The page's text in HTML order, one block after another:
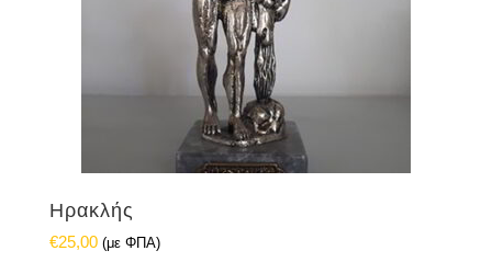
Ηρακλής
€25,00 (με ΦΠΑ)